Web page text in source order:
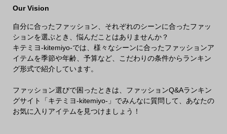
Our Vision
自分に合ったファッション、それぞれのシーンに合ったファッ
ションを選ぶとき、悩んだことはありませんか？
キテミヨ-kitemiyo-では、様々なシーンに合ったファッションア
イテムを季節や年齢、予算など、こだわりの条件からランキン
グ形式で紹介しています。
ファッション選びで困ったときは、ファッションQ&Aランキン
グサイト「キテミヨ-kitemiyo-」でみんなに質問して、あなたの
お気に入りアイテムを見つけましょう！